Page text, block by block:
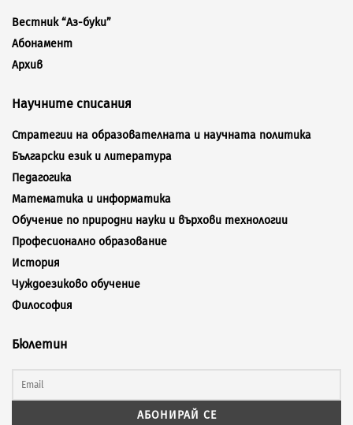
Вестник “Аз-буки”
Абонамент
Архив
Научните списания
Стратегии на образователната и научната политика
Български език и литература
Педагогика
Математика и информатика
Обучение по природни науки и върхови технологии
Професионално образование
История
Чуждоезиково обучение
Философия
Бюлетин